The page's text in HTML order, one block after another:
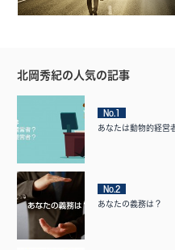
北岡秀紀の人気の記事
No.1
あなたは動物的経営
No.2
あなたの義務は？